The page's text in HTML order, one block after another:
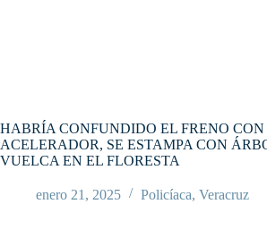
HABRÍA CONFUNDIDO EL FRENO CON
ACELERADOR, SE ESTAMPA CON
VUELCA EN EL FLORESTA
enero 21, 2025 Policíaca, Veracruz